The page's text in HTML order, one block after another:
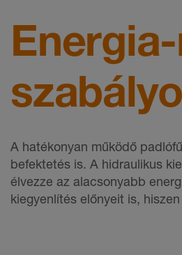
A hatékonyan működő
befektetés is. A hidraulikus
élvezze az alacsonyabb
kiegyenlítés előnyeit is,